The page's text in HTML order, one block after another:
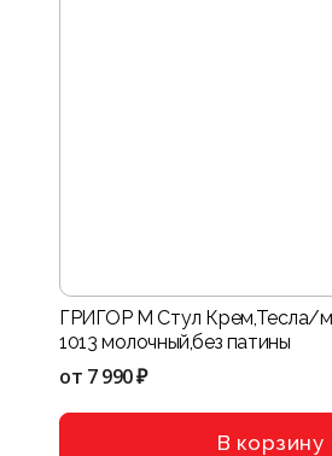
ГРИГОР М Стул Крем,Тесла/
1013 молочный,без патины
от 7 990 ₽
В корзину